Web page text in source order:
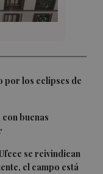
por los eclipses de
buenas
se reivindican
el campo está